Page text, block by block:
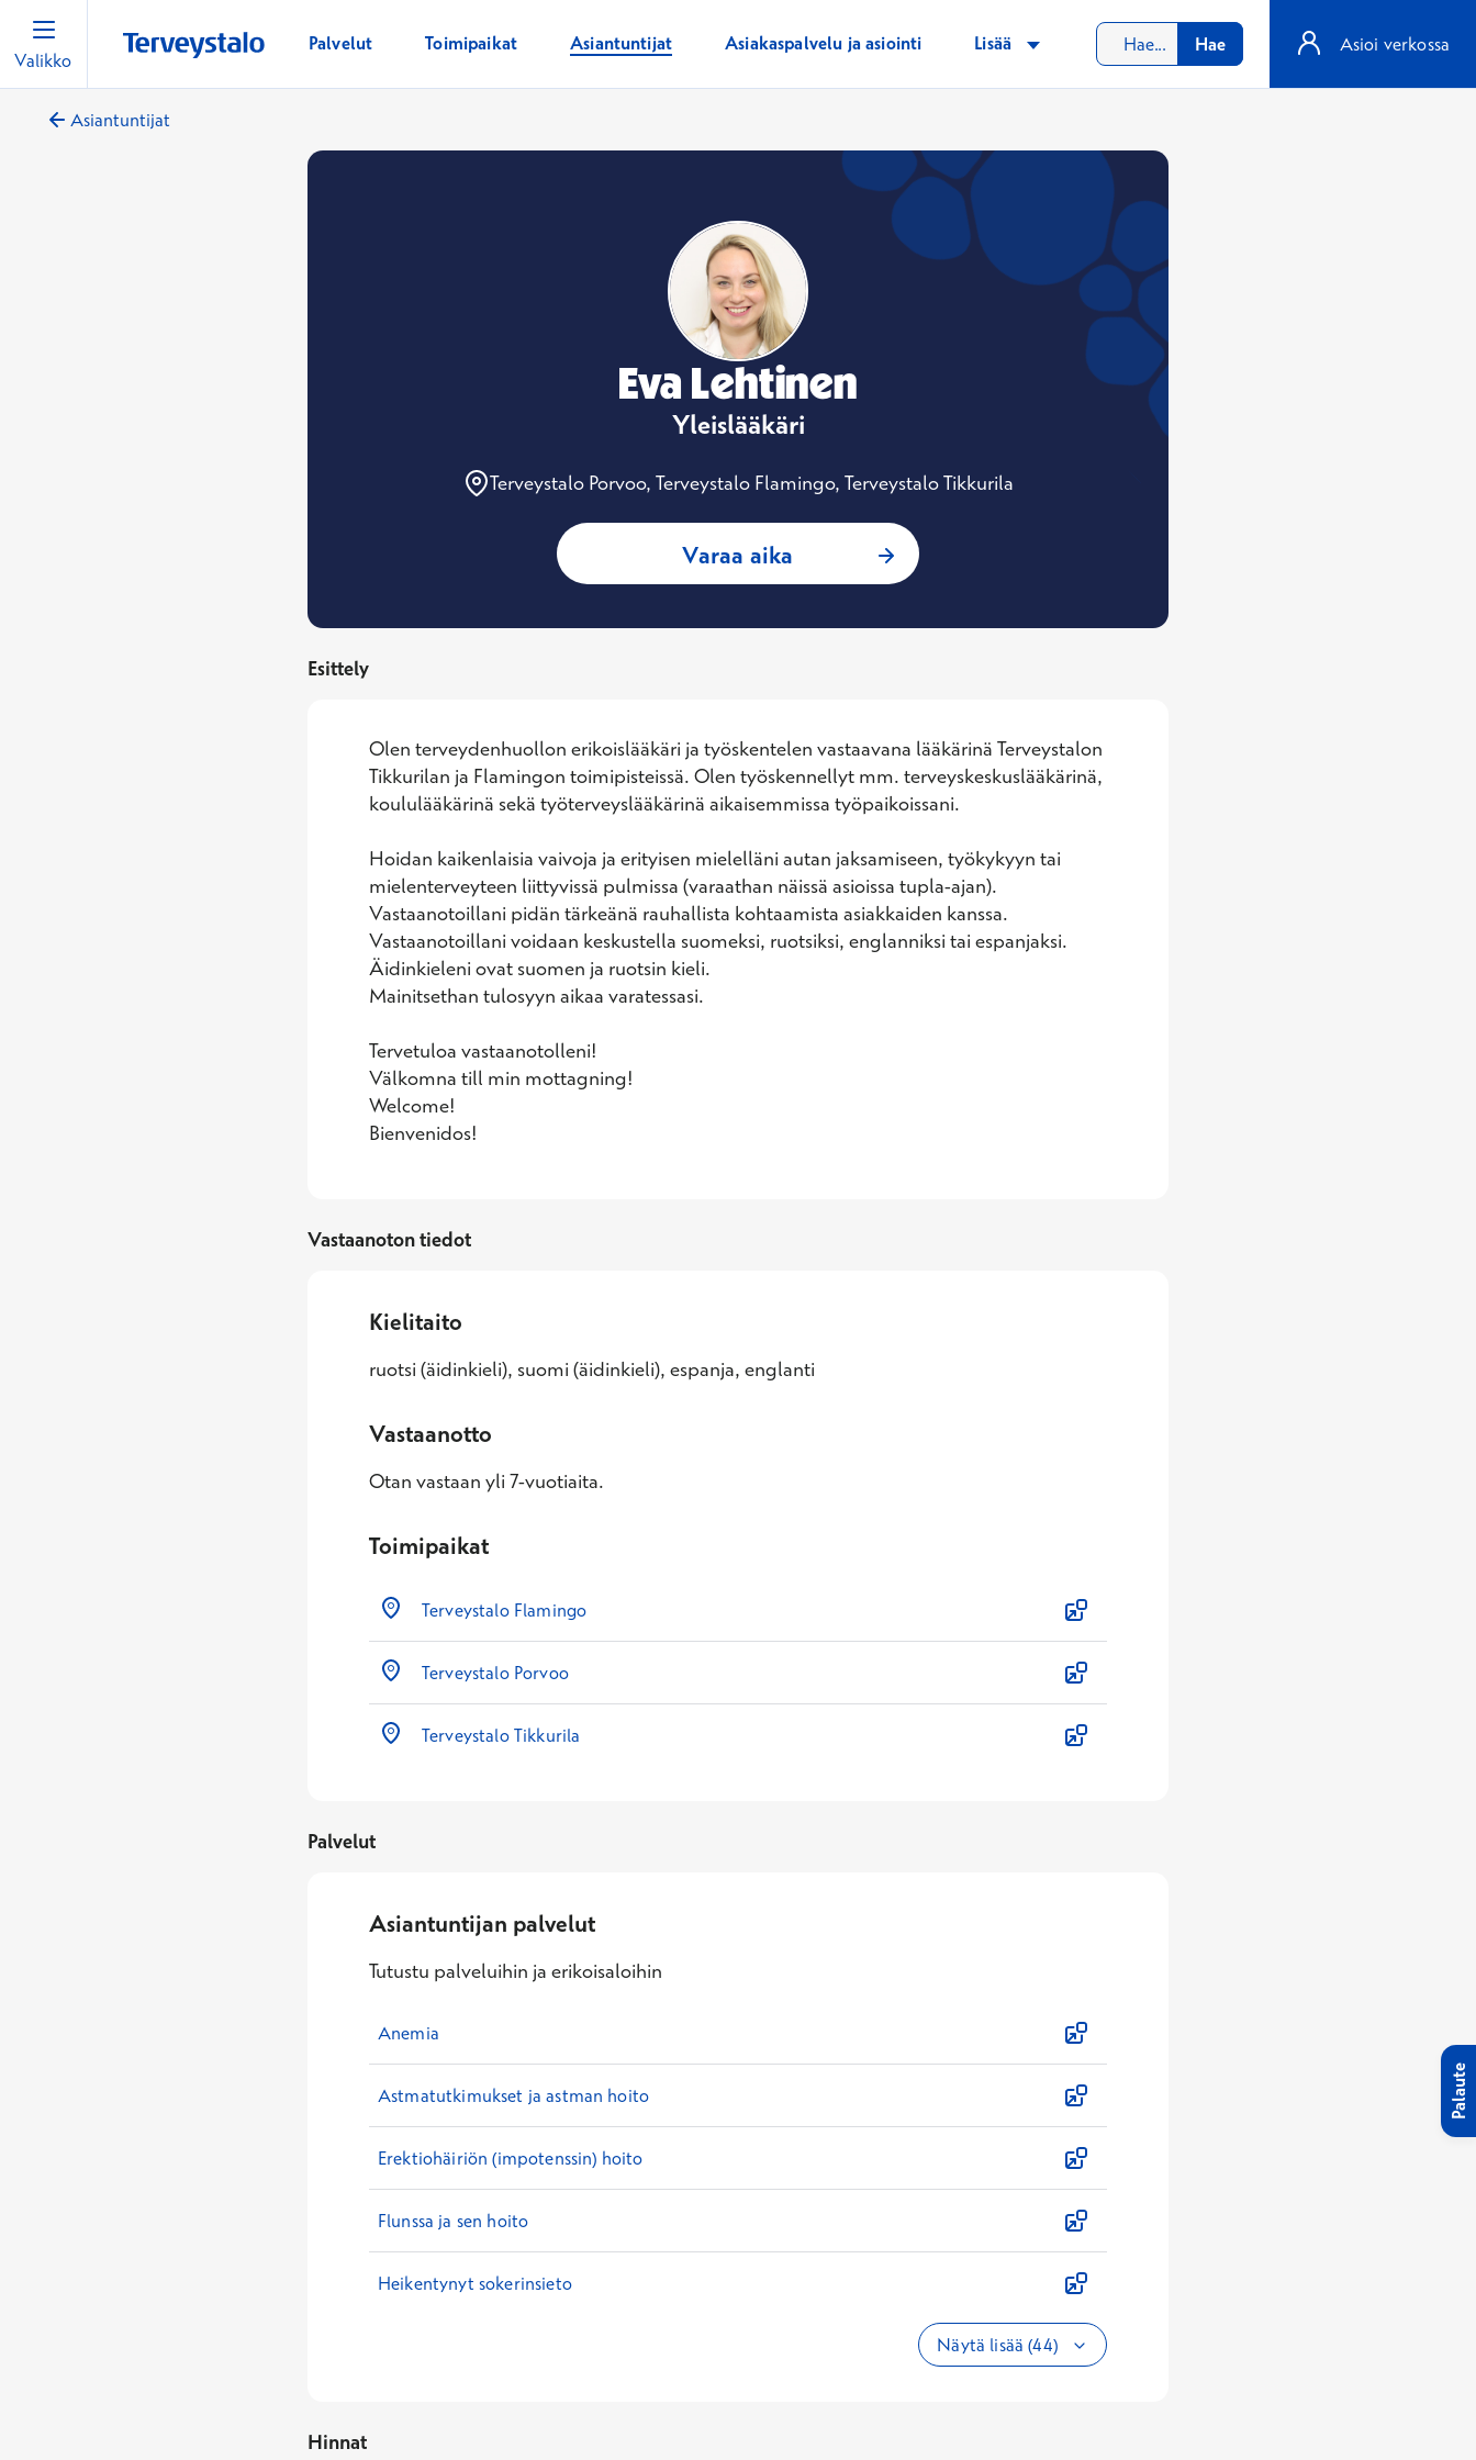
Valikko
Palvelut Toimipaikat Asiantuntijat Asiakaspalvelu ja asiointi Lisää Hae Asioi verkossa
Asiantuntijat
Eva Lehtinen
Yleislääkäri
Terveystalo Porvoo, Terveystalo Flamingo, Terveystalo Tikkurila
Varaa aika : Eva Lehtinen, Yleislääkäri
Esittely
Olen terveydenhuollon erikoislääkäri ja työskentelen vastaavana lääkärinä Terveystalon
Tikkurilan ja Flamingon toimipisteissä. Olen työskennellyt mm. terveyskeskuslääkärinä,
koululääkärinä sekä työterveyslääkärinä aikaisemmissa työpaikoissani.
Hoidan kaikenlaisia vaivoja ja erityisen mielelläni autan jaksamiseen, työkykyyn tai
mielenterveyteen liittyvissä pulmissa (varaathan näissä asioissa tupla-ajan).
Vastaanotoillani pidän tärkeänä rauhallista kohtaamista asiakkaiden kanssa.
Vastaanotoillani voidaan keskustella suomeksi, ruotsiksi, englanniksi tai espanjaksi.
Äidinkieleni ovat suomen ja ruotsin kieli.
Mainitsethan tulosyyn aikaa varatessasi.
Tervetuloa vastaanotolleni!
Välkomna till min mottagning!
Welcome!
Bienvenidos!
Vastaanoton tiedot
Kielitaito
ruotsi (äidinkieli), suomi (äidinkieli), espanja, englanti
Vastaanotto
Otan vastaan yli 7-vuotiaita.
Toimipaikat
Terveystalo Flamingo
Terveystalo Porvoo
Terveystalo Tikkurila
Palvelut
Asiantuntijan palvelut
Tutustu palveluihin ja erikoisaloihin
Anemia
Astmatutkimukset ja astman hoito
Erektiohäiriön (impotenssin) hoito
Flunssa ja sen hoito
Heikentynyt sokerinsieto
Näytä lisää (44)
Hinnat
Palaute